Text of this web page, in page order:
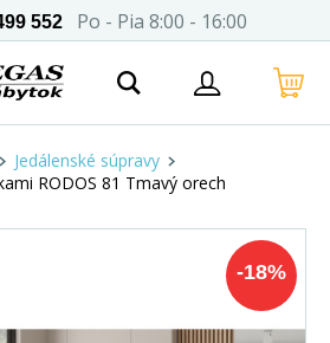
552 Po - Pia 8:00 - 16:00
Jedálenské súpravy
RODOS 81 Tmavý orech
-18%